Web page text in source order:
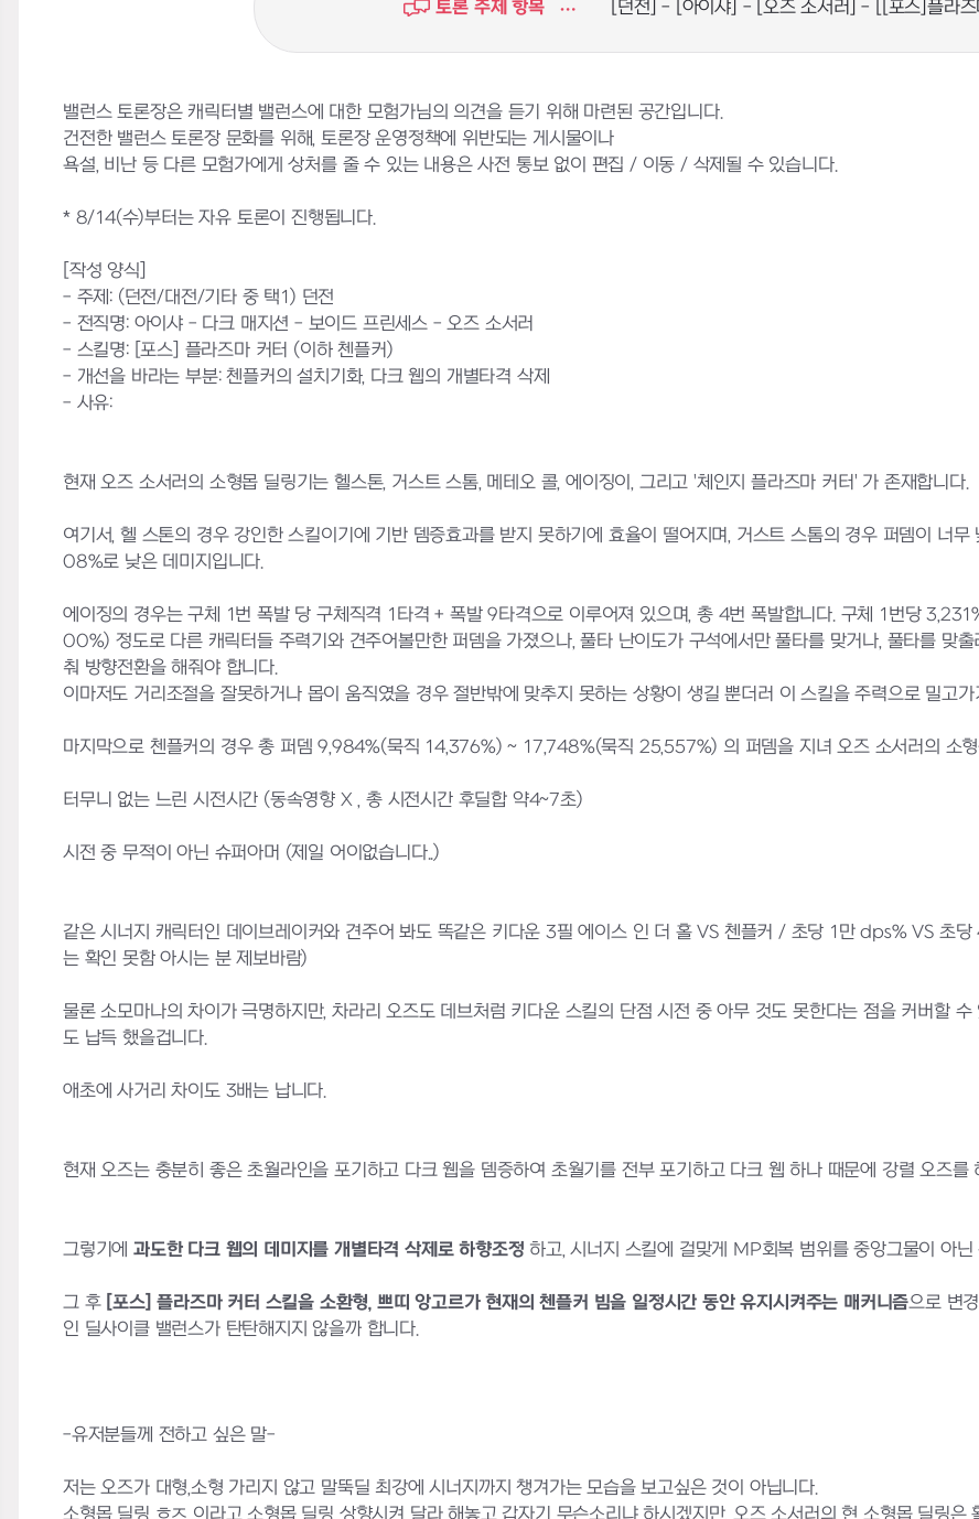
토론 주제 항목 [던전] - [아이샤] - [오즈 소서러] - [[포스]플라즈
밸런스 토론장은 캐릭터별 밸런스에 대한 모험가님의 의견을 듣기 위해 마련된 공간입니다.
건전한 밸런스 토론장 문화를 위해, 토론장 운영정책에 위반되는 게시물이나
욕설, 비난 등 다른 모험가에게 상처를 줄 수 있는 내용은 사전 통보 없이 편집 / 이동 / 삭제될 수 있습니다.
* 8/14(수)부터는 자유 토론이 진행됩니다.
[작성 양식]
- 주제: (던전/대전/기타 중 택1) 던전
- 전직명: 아이샤 - 다크 매지션 - 보이드 프린세스 - 오즈 소서러
- 스킬명: [포스] 플라즈마 커터 (이하 첸플커)
- 개선을 바라는 부분: 첸플커의 설치기화, 다크 웹의 개별타격 삭제
- 사유:
현재 오즈 소서러의 소형몹 딜링기는 헬스톤, 거스트 스톰, 메테오 콜, 에이징이, 그리고 '체인지 플라즈마 커터' 가 존재합니다.
여기서, 헬 스톤의 경우 강인한 스킬이기에 기반 뎀증효과를 받지 못하기에 효율이 떨어지며, 거스트 스톰의 경우 퍼뎀이 너
08%로 낮은 데미지입니다.
에이징의 경우는 구체 1번 폭발 당 구체직격 1타격 + 폭발 9타격으로 이루어져 있으며, 총 4번 폭발합니다. 구체 1번당
00%) 정도로 다른 캐릭터들 주력기와 견주어볼만한 퍼뎀을 가졌으나, 풀타 난이도가 구석에서만 풀타를 맞거나, 풀타를 맞
춰 방향전환을 해줘야 합니다.
이마저도 거리조절을 잘못하거나 몹이 움직였을 경우 절반밖에 맞추지 못하는 상황이 생길 뿐더러 이 스킬을 주력으로 밀고
마지막으로 첸플커의 경우 총 퍼뎀 9,984%(묵직 14,376%) ~ 17,748%(묵직 25,557%) 의 퍼뎀을 지녀 오즈 소서러의 소
터무니 없는 느린 시전시간 (동속영향 X , 총 시전시간 후딜합 약4~7초)
시전 중 무적이 아닌 슈퍼아머 (제일 어이없습니다..)
같은 시너지 캐릭터인 데이브레이커와 견주어 봐도 똑같은 키다운 3필 에이스 인 더 홀 VS 첸플커 / 초당 1만 dps% VS 초
는 확인 못함 아시는 분 제보바람)
물론 소모마나의 차이가 극명하지만, 차라리 오즈도 데브처럼 키다운 스킬의 단점 시전 중 아무 것도 못한다는 점을 커버할
도 납득 했을겁니다.
애초에 사거리 차이도 3배는 납니다.
현재 오즈는 충분히 좋은 초월라인을 포기하고 다크 웹을 뎀증하여 초월기를 전부 포기하고 다크 웹 하나 때문에 강렬 오즈를
그렇기에 과도한 다크 웹의 데미지를 개별타격 삭제로 하향조정 하고, 시너지 스킬에 걸맞게 MP회복 범위를 중앙그물이 아
그 후 [포스] 플라즈마 커터 스킬을 소환형, 쁘띠 앙고르가 현재의 첸플커 빔을 일정시간 동안 유지시켜주는 매커니즘으로 변
인 딜사이클 밸런스가 탄탄해지지 않을까 합니다.
-유저분들께 전하고 싶은 말-
저는 오즈가 대형,소형 가리지 않고 말뚝딜 최강에 시너지까지 챙겨가는 모습을 보고싶은 것이 아닙니다.
소형몹 딜링 ㅎㅈ 이라고 소형몹 딜링 상향시켜 달라 해놓고 갑자기 무슨소리냐 하시겠지만, 오즈 소서러의 현 소형몹 딜링